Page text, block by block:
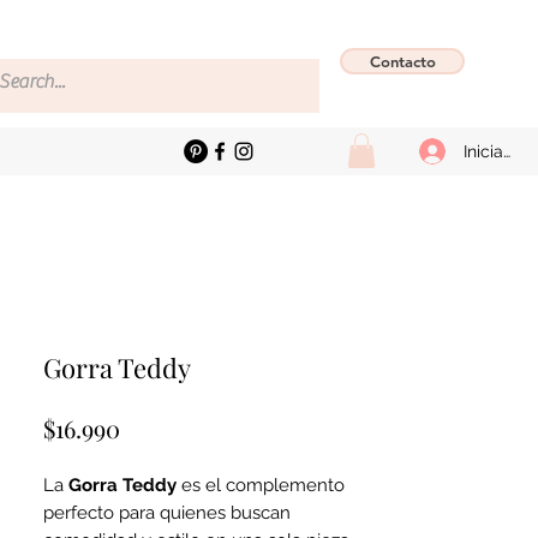
Contacto
Iniciar
Gorra Teddy
$16.990
La Gorra Teddy es el complemento
perfecto para quienes buscan